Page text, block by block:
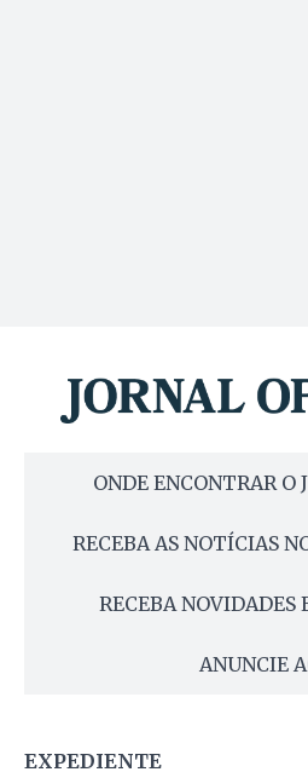
ONDE ENCONTRAR O
RECEBA AS NOTÍCIAS
RECEBA NOVIDADES
ANUNCIE
EXPEDIENTE